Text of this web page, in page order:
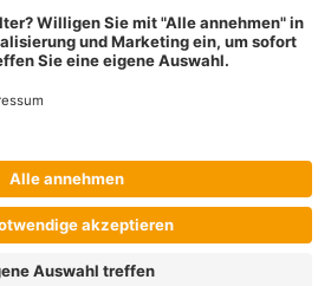
GmbH & Co. KG
72